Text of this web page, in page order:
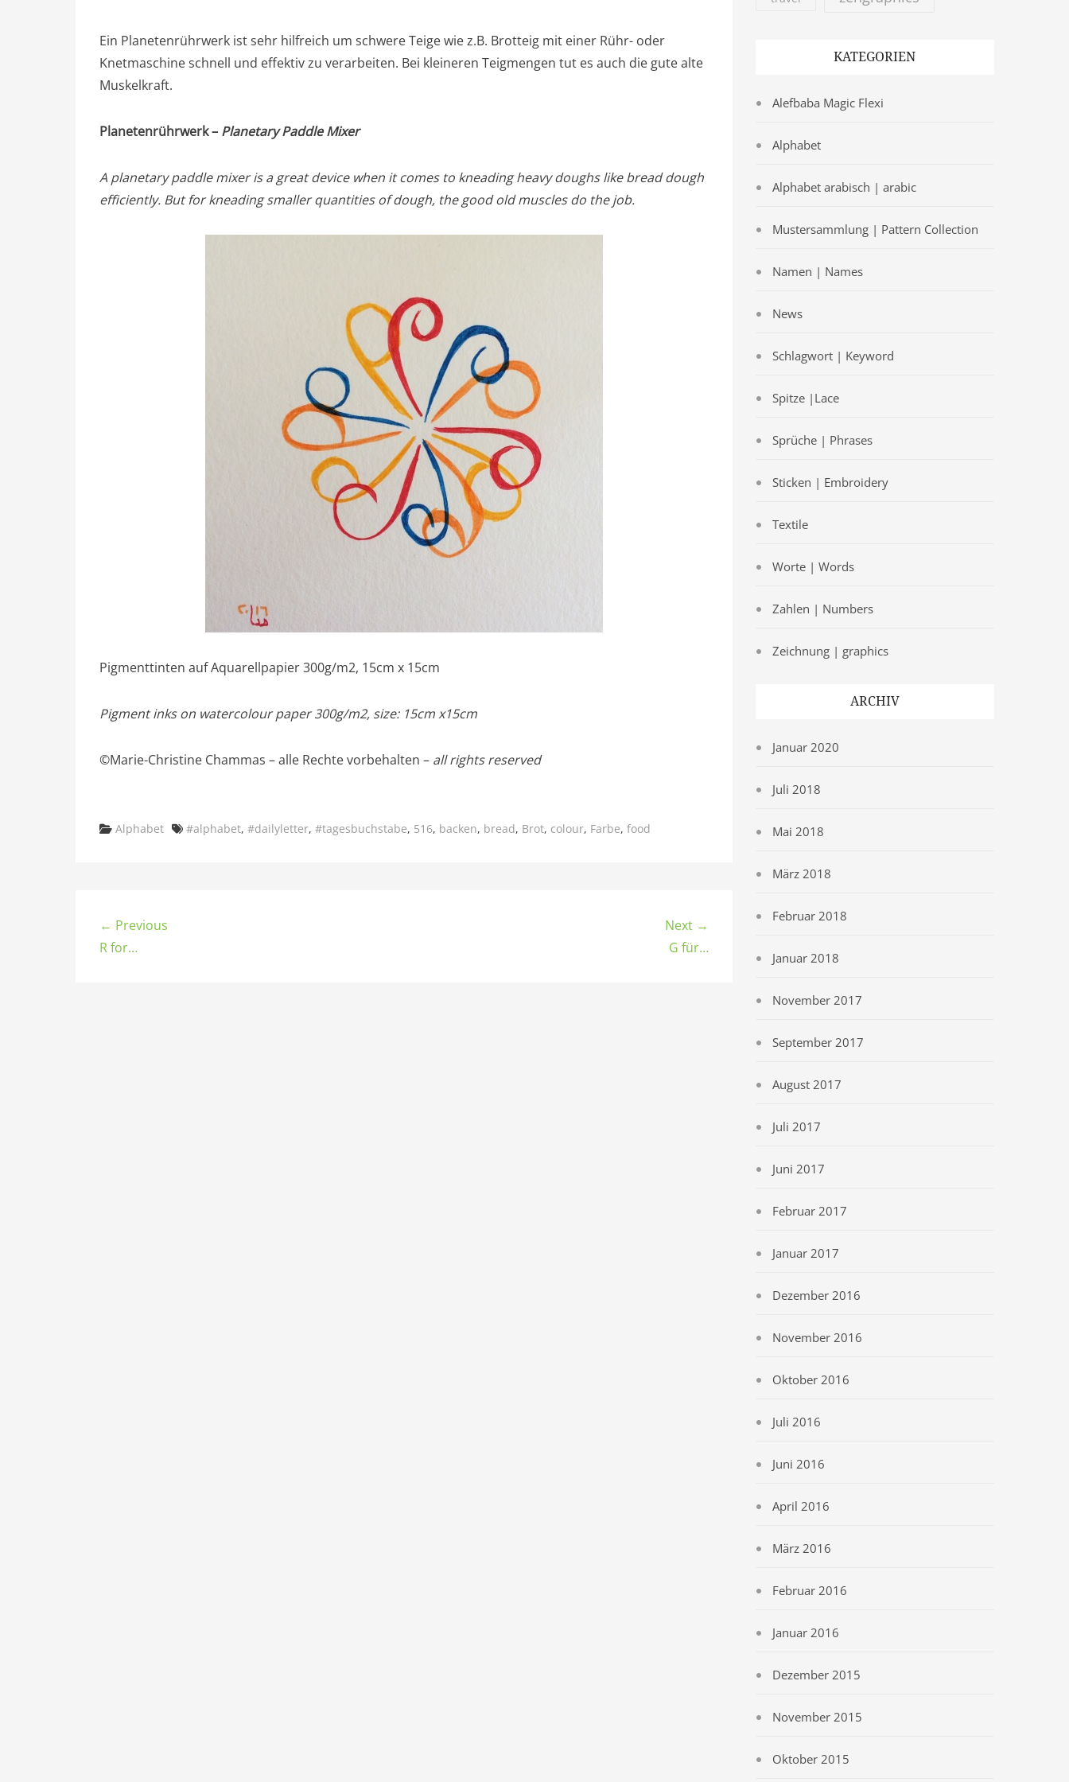
Ein Planetenrührwerk ist sehr hilfreich um schwere Teige wie z.B. Brotteig mit einer Rühr- oder
Knetmaschine schnell und effektiv zu verarbeiten. Bei kleineren Teigmengen tut es auch die gute alte
Muskelkraft.
Planetenrührwerk – Planetary Paddle Mixer
A planetary paddle mixer is a great device when it comes to kneading heavy doughs like bread dough
efficiently. But for kneading smaller quantities of dough, the good old muscles do the job.
Pigmenttinten auf Aquarellpapier 300g/m2, 15cm x 15cm
Pigment inks on watercolour paper 300g/m2, size: 15cm x15cm
©Marie-Christine Chammas – alle Rechte vorbehalten – all rights reserved
Categories
Alphabet Tags
#alphabet, #dailyletter, #tagesbuchstabe, 516, backen, bread, Brot, colour, Farbe, food
← Previous
R for…
Next →
G für…
KATEGORIEN
Alefbaba Magic Flexi
Alphabet
Alphabet arabisch | arabic
Mustersammlung | Pattern Collection
Namen | Names
News
Schlagwort | Keyword
Spitze |Lace
Sprüche | Phrases
Sticken | Embroidery
Textile
Worte | Words
Zahlen | Numbers
Zeichnung | graphics
ARCHIV
Januar 2020
Juli 2018
Mai 2018
März 2018
Februar 2018
Januar 2018
November 2017
September 2017
August 2017
Juli 2017
Juni 2017
Februar 2017
Januar 2017
Dezember 2016
November 2016
Oktober 2016
Juli 2016
Juni 2016
April 2016
März 2016
Februar 2016
Januar 2016
Dezember 2015
November 2015
Oktober 2015